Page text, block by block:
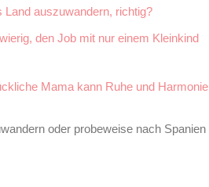
Land auszuwandern, richtig?
den Job mit nur einem Kleinkind
Mama kann Ruhe und Harmonie
oder probeweise nach Spanien